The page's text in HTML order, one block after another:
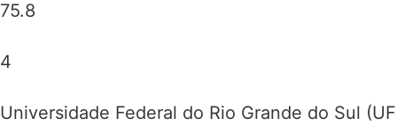
75.8
4
Universidade Federal do Rio Grande do Sul